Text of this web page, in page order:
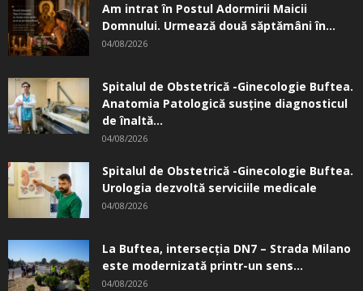
Am intrat în Postul Adormirii Maicii
Domnului. Urmează două săptămâni în...
04/08/2026
Spitalul de Obstetrică -Ginecologie Buftea.
Anatomia Patologică susţine diagnosticul
de înaltă...
04/08/2026
Spitalul de Obstetrică -Ginecologie Buftea.
Urologia dezvoltă serviciile medicale
04/08/2026
La Buftea, intersecţia DN7 – Strada Milano
este modernizată printr-un sens...
04/08/2026